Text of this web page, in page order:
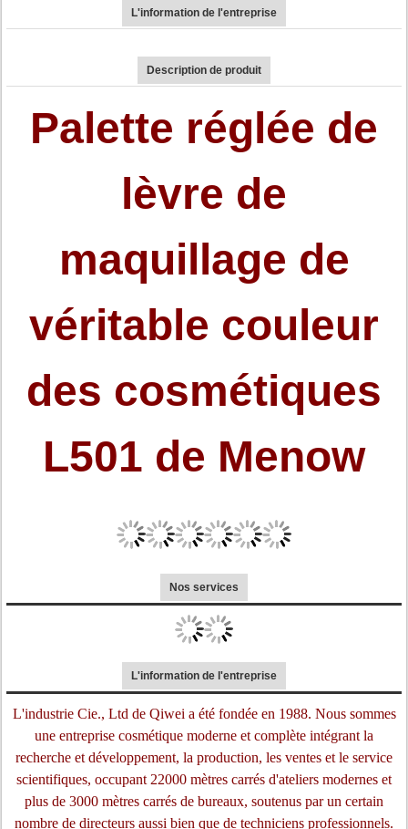
L'information de l'entreprise
Description de produit
Palette réglée de
lèvre de
maquillage de
véritable couleur
des cosmétiques
L501 de Menow
Nos services
L'information de l'entreprise
L'industrie Cie., Ltd de Qiwei a été fondée en 1988. Nous sommes
une entreprise cosmétique moderne et complète intégrant la
recherche et développement, la production, les ventes et le service
scientifiques, occupant 22000 mètres carrés d'ateliers modernes et
plus de 3000 mètres carrés de bureaux, soutenus par un certain
nombre de directeurs aussi bien que de techniciens professionnels.